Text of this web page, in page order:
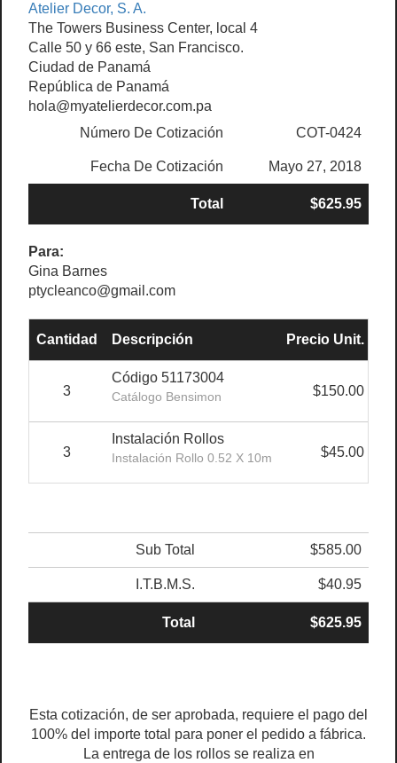
Atelier Decor, S. A.
The Towers Business Center, local 4
Calle 50 y 66 este, San Francisco.
Ciudad de Panamá
República de Panamá
hola@myatelierdecor.com.pa
Número De Cotización
COT-0424
Fecha De Cotización Mayo 27, 2018
Total $625.95
Para:
Gina Barnes
ptycleanco@gmail.com
Cantidad Descripción Precio Unit.
3
Código 51173004
Catálogo Bensimon $150.00
3
Instalación Rollos
Instalación Rollo 0.52 X 10m $45.00
Sub Total $585.00
I.T.B.M.S. $40.95
Total $625.95
Esta cotización, de ser aprobada, requiere el pago del
100% del importe total para poner el pedido a fábrica.
La entrega de los rollos se realiza en